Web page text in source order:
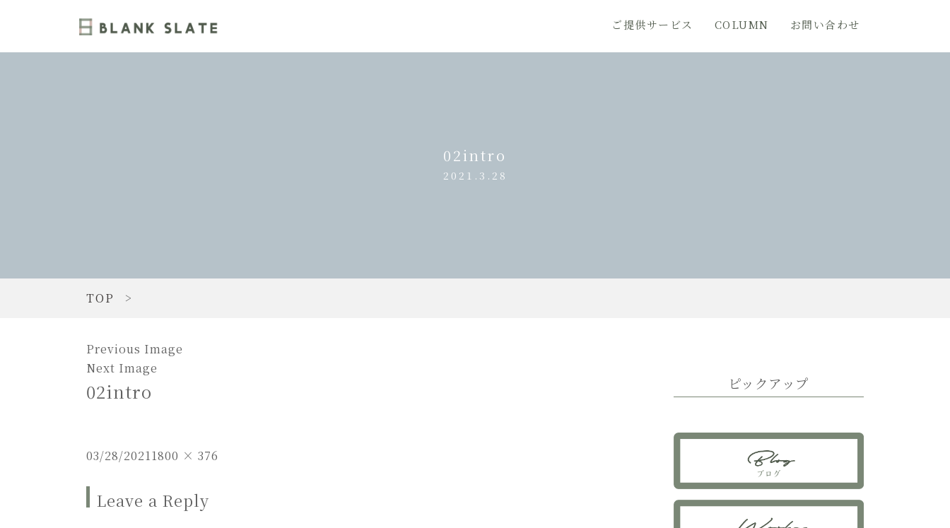
ご提供サービス COLUMN お問い合わせ
02intro
2021.3.28
TOP >
Previous Image
Next Image
02intro
Posted
03/28/2021Full
1800 × 376
Leave a Reply
ピックアップ